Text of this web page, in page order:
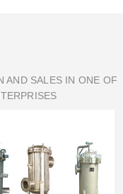
AND SALES IN ONE OF